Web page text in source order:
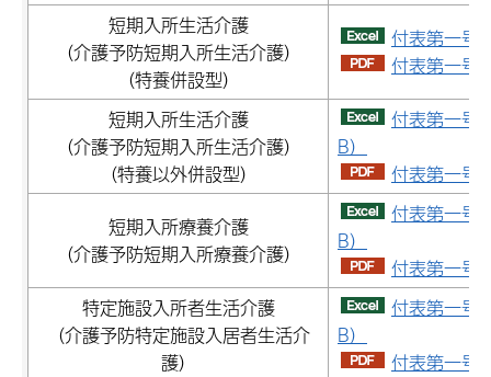
短期入所生活介護
（介護予防短期入所生活介護）
（特養併設型）
付表第一号
付表第一号
短期入所生活介護
（介護予防短期入所生活介護）
（特養以外併設型）
付表第一号
B）
付表第一号
短期入所療養介護
（介護予防短期入所療養介護）
付表第一号
B）
付表第一号
特定施設入所者生活介護
（介護予防特定施設入居者生活介
護）
付表第一号
B）
付表第一号